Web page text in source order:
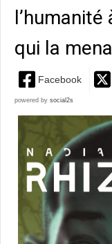
qui la
Facebook
powered by social2s